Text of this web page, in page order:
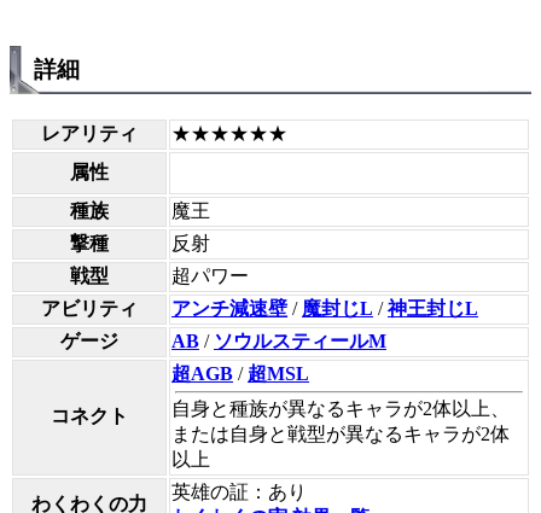
詳細
レアリティ
★★★★★★
属性
種族
魔王
撃種
反射
戦型
超パワー
アビリティ
アンチ減速壁 / 魔封じL /神王封じL
ゲージ
AB / ソウルスティールM
コネクト
超AGB / 超MSL
自身と種族が異なるキャラが2体以上、
または自身と戦型が異なるキャラが2体
以上
わくわくの力
英雄の証：あり